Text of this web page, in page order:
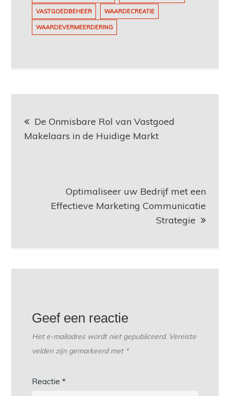
VASTGOEDBEHEER WAARDECREATIE
WAARDEVERMEERDERING
De Onmisbare Rol van Vastgoed
Makelaars in de Huidige Markt
Optimaliseer uw Bedrijf met een
Effectieve Marketing Communicatie
Strategie
Geef een reactie
Het e-mailadres wordt niet gepubliceerd. Vereiste
velden zijn gemarkeerd met *
Reactie*